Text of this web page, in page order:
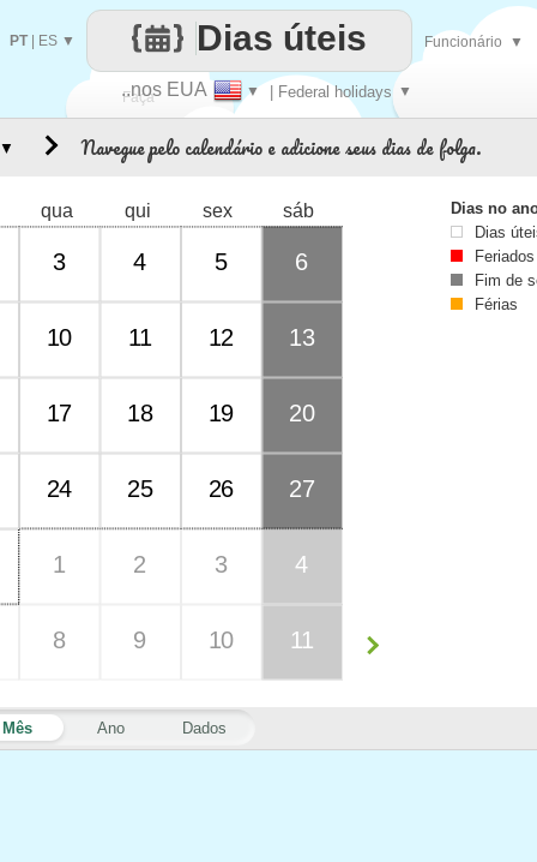
Faça
..nos EUA ▼ | Federal holidays ▼
Dias úteis
PT| ES ▼ Funcionário ▼
Navegue pelo calendário e adicione seus dias de folga.
Mês Ano Dados
qua qui sex sáb
3 4 5 6
10 11 12 13
17 18 19 20
24 25 26 27
1 2 3 4
8 9 10 11
▼
Dias no
Dias
Feriados
Fim de
Férias